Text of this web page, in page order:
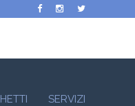
SERVIZI